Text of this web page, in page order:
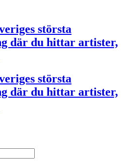
största
där du hittar artister,
största
där du hittar artister,